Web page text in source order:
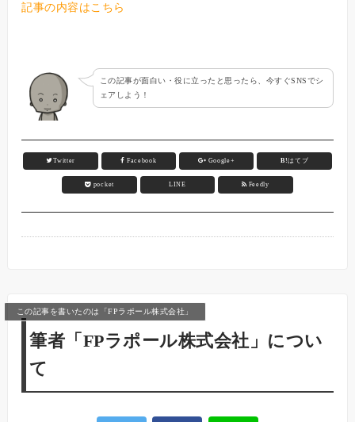
記事の内容はこちら
この記事が面白い・役に立ったと思ったら、今すぐSNSでシ
ェアしよう！
Twitter Facebook Google+ B!はてブ
pocket LINE Feedly
この記事を書いたのは「FPラポール株式会社」
筆者「FPラポール株式会社」につい
て